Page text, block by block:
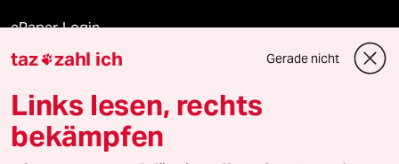
ePaper Login
Downloads für Abonnierende
© 2026 taz Verlags und Vertriebs GmbH
taz zahl ich Gerade nicht
Links lesen, rechts
bekämpfen